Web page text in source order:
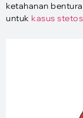
ketahanan
untuk kasus